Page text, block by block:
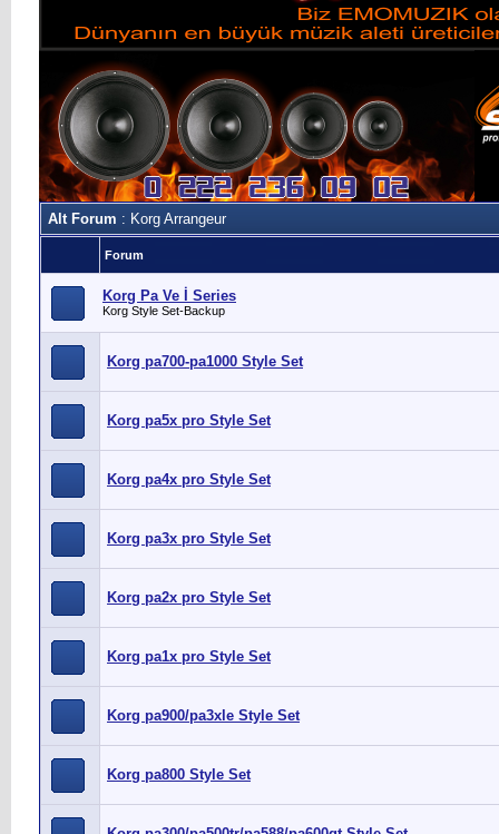
Alt Forum : Korg Arrangeur
Forum
Korg Pa Ve İ Series
Korg Style Set-Backup
Korg pa700-pa1000 Style Set
Korg pa5x pro Style Set
Korg pa4x pro Style Set
Korg pa3x pro Style Set
Korg pa2x pro Style Set
Korg pa1x pro Style Set
Korg pa900/pa3xle Style Set
Korg pa800 Style Set